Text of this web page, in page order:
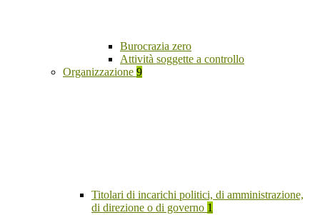
Burocrazia zero
Attività soggette a controllo
Organizzazione 9
Titolari di incarichi politici, di amministrazione,
di direzione o di governo 1